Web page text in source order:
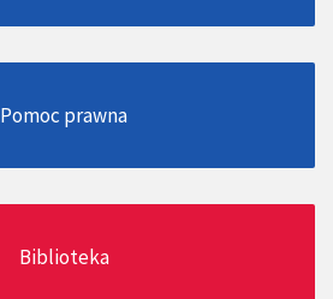
Pomoc prawna
Biblioteka